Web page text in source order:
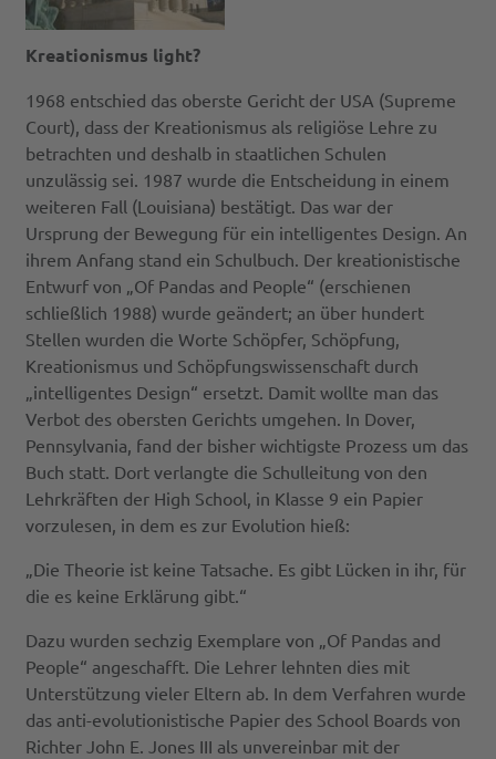
Kreationismus light?
1968 entschied das oberste Gericht der USA (Supreme
Court), dass der Kreationismus als religiöse Lehre zu
betrachten und deshalb in staatlichen Schulen
unzulässig sei. 1987 wurde die Entscheidung in einem
weiteren Fall (Louisiana) bestätigt. Das war der
Ursprung der Bewegung für ein intelligentes Design. An
ihrem Anfang stand ein Schulbuch. Der kreationistische
Entwurf von „Of Pandas and People“ (erschienen
schließlich 1988) wurde geändert; an über hundert
Stellen wurden die Worte Schöpfer, Schöpfung,
Kreationismus und Schöpfungswissenschaft durch
„intelligentes Design“ ersetzt. Damit wollte man das
Verbot des obersten Gerichts umgehen. In Dover,
Pennsylvania, fand der bisher wichtigste Prozess um das
Buch statt. Dort verlangte die Schulleitung von den
Lehrkräften der High School, in Klasse 9 ein Papier
vorzulesen, in dem es zur Evolution hieß:
„Die Theorie ist keine Tatsache. Es gibt Lücken in ihr, für
die es keine Erklärung gibt.“
Dazu wurden sechzig Exemplare von „Of Pandas and
People“ angeschafft. Die Lehrer lehnten dies mit
Unterstützung vieler Eltern ab. In dem Verfahren wurde
das anti-evolutionistische Papier des School Boards von
Richter John E. Jones III als unvereinbar mit der